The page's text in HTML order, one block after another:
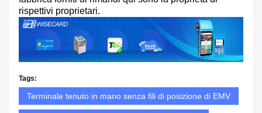
rispettivi proprietari.
Tags:
Terminale tenuto in mano senza fili di posizione di EMV